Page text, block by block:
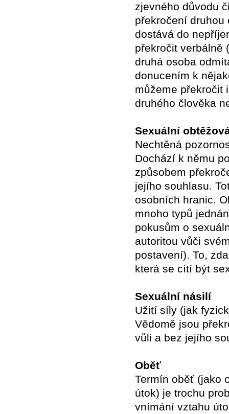
zjevného důvodu
překročení druhou
dostává do
překročit verbálně
druhá osoba
donucením k
můžeme překročit
druhého člověka
Sexuální
Nechtěná
Dochází k němu
způsobem
jejího souhlasu.
osobních hranic.
mnoho typů
pokusům o
autoritou vůči
postavení). To,
která se cítí být
Sexuální násilí
Užití síly (jak
Vědomě jsou
vůli a bez jejího
Oběť
Termín oběť (jako
útok) je trochu
vnímání vztahu